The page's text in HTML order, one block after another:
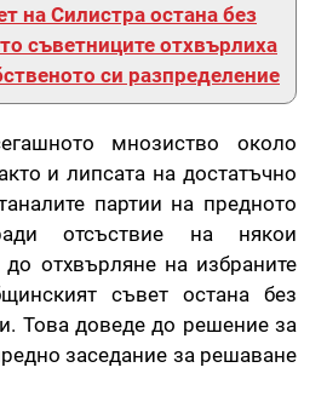
на Силистра остана без
съветниците отхвърлиха
си разпределение
мнозиство около
и липсата на достатъчно
партии на предното
отсъствие на някои
отхвърляне на избраните
съвет остана без
Това доведе до решение за
заседание за решаване